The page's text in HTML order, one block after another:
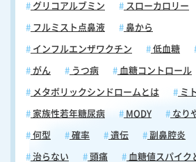
グリコアルブミン スローカロリー
フルミスト点鼻液 鼻から
インフルエンザワクチン 低血糖
がん うつ病 血糖コントロール
メタボリックシンドロームとは ミ
家族性若年糖尿病 MODY なり
何型 確率 遺伝 副鼻腔炎
治らない 頭痛 血糖値スパイク